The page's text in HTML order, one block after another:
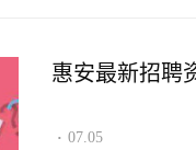
惠安最新招聘
· 07.05